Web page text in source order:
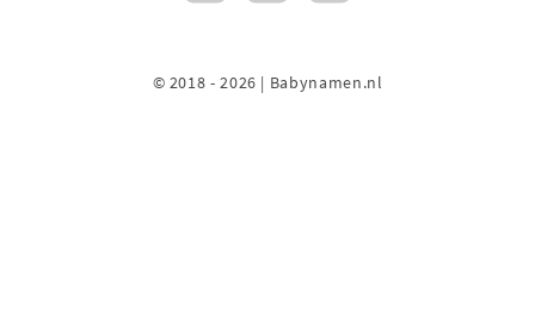
© 2018 - 2026 | Babynamen.nl